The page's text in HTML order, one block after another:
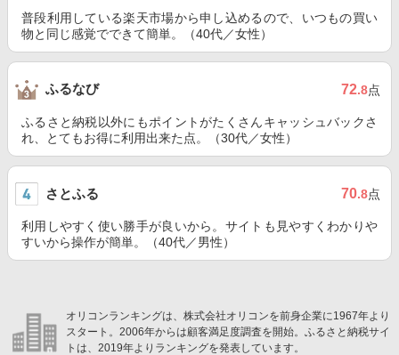
普段利用している楽天市場から申し込めるので、いつもの買い
物と同じ感覚でできて簡単。（40代／女性）
ふるなび 72.8点
ふるさと納税以外にもポイントがたくさんキャッシュバックさ
れ、とてもお得に利用出来た点。（30代／女性）
さとふる 70.8点
利用しやすく使い勝手が良いから。サイトも見やすくわかりや
すいから操作が簡単。（40代／男性）
オリコンランキングは、株式会社オリコンを前身企業に1967年より
スタート。2006年からは顧客満足度調査を開始。ふるさと納税サイ
トは、2019年よりランキングを発表しています。